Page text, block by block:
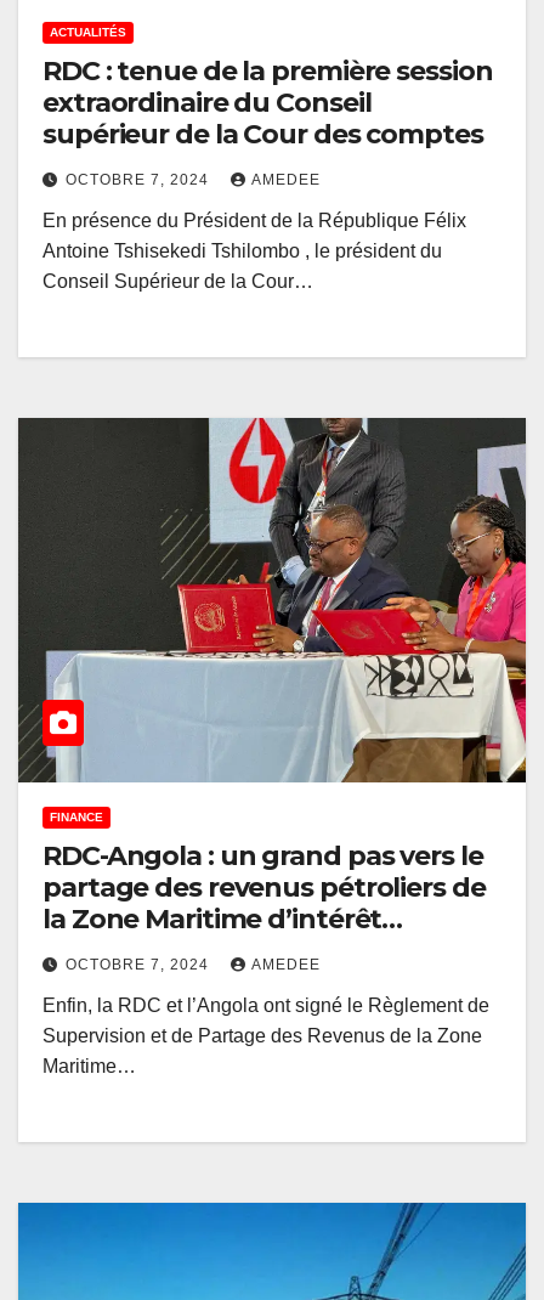
ACTUALITÉS
RDC : tenue de la première session
extraordinaire du Conseil
supérieur de la Cour des comptes
OCTOBRE 7, 2024 AMEDEE
En présence du Président de la République Félix
Antoine Tshisekedi Tshilombo , le président du
Conseil Supérieur de la Cour…
FINANCE
RDC-Angola : un grand pas vers le
partage des revenus pétroliers de
la Zone Maritime d’intérêt
commun estimés à 5,6 milliards
USD
OCTOBRE 7, 2024 AMEDEE
Enfin, la RDC et l’Angola ont signé le Règlement de
Supervision et de Partage des Revenus de la Zone
Maritime…